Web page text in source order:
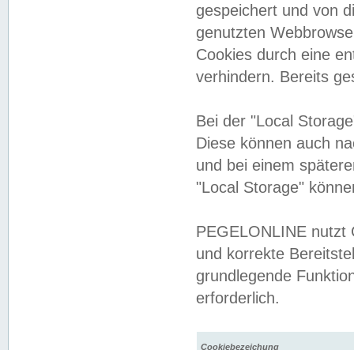
gespeichert und von
genutzten
Cookies durch eine
verhindern. Bereits
Bei der "Local
Diese können auch
und bei einem
"Local Storage"
PEGELONLINE nutzt
und korrekte
grundlegende
erforderlich.
Cookiebezeichung